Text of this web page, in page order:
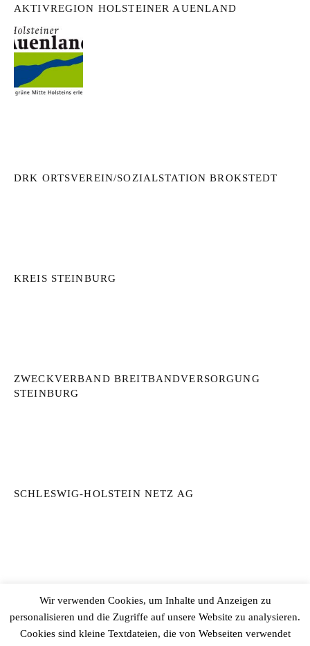
AKTIVREGION HOLSTEINER AUENLAND
DRK ORTSVEREIN/SOZIALSTATION BROKSTEDT
KREIS STEINBURG
ZWECKVERBAND BREITBANDVERSORGUNG
STEINBURG
SCHLESWIG-HOLSTEIN NETZ AG
ÖPNV IN STEINBURG
Wir verwenden Cookies, um Inhalte und Anzeigen zu
personalisieren und die Zugriffe auf unsere Website zu analysieren.
Cookies sind kleine Textdateien, die von Webseiten verwendet